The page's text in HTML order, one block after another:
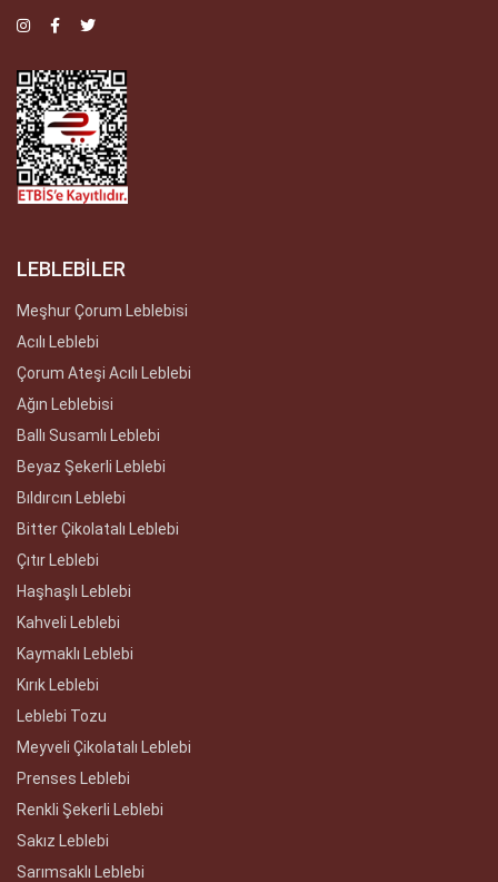
LEBLEBİLER
Meşhur Çorum Leblebisi
Acılı Leblebi
Çorum Ateşi Acılı Leblebi
Ağın Leblebisi
Ballı Susamlı Leblebi
Beyaz Şekerli Leblebi
Bıldırcın Leblebi
Bitter Çikolatalı Leblebi
Çıtır Leblebi
Haşhaşlı Leblebi
Kahveli Leblebi
Kaymaklı Leblebi
Kırık Leblebi
Leblebi Tozu
Meyveli Çikolatalı Leblebi
Prenses Leblebi
Renkli Şekerli Leblebi
Sakız Leblebi
Sarımsaklı Leblebi